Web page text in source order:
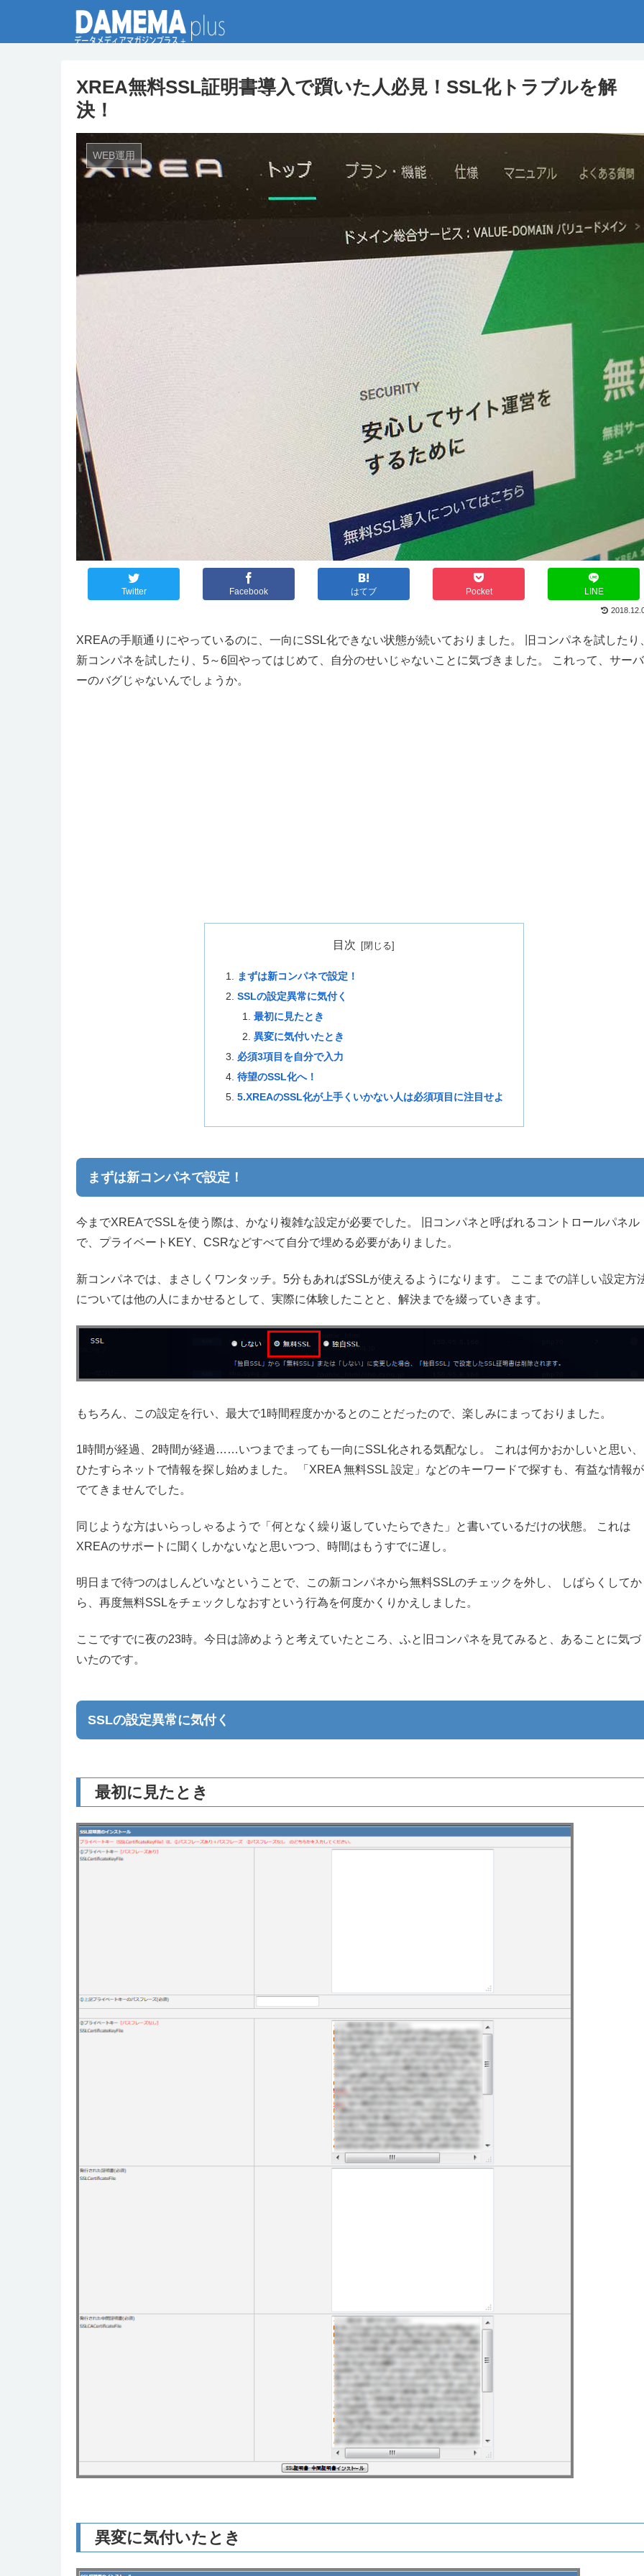
XREA無料SSL証明書導入で躓いた人必見！SSL化トラブルを解
決！
WEB運用
Twitter Facebook はてブ Pocket LINE
XREAの手順通りにやっているのに、一向にSSL化できない状態が続いておりました。 旧コンパネを試したり
新コンパネを試したり、5～6回やってはじめて、自分のせいじゃないことに気づきました。 これって、サーバ
ーのバグじゃないんでしょうか。
目次
まずは新コンパネで設定！
SSLの設定異常に気付く
最初に見たとき
異変に気付いたとき
必須3項目を自分で入力
待望のSSL化へ！
5.XREAのSSL化が上手くいかない人は必須項目に注目せよ
まずは新コンパネで設定！
今までXREAでSSLを使う際は、かなり複雑な設定が必要でした。 旧コンパネと呼ばれるコントロールパネル
で、プライベートKEY、CSRなどすべて自分で埋める必要がありました。
新コンパネでは、まさしくワンタッチ。5分もあればSSLが使えるようになります。 ここまでの詳しい設定方
については他の人にまかせるとして、実際に体験したことと、解決までを綴っていきます。
もちろん、この設定を行い、最大で1時間程度かかるとのことだったので、楽しみにまっておりました。
1時間が経過、2時間が経過……いつまでまっても一向にSSL化される気配なし。 これは何かおかしいと思い、
ひたすらネットで情報を探し始めました。 「XREA 無料SSL 設定」などのキーワードで探すも、有益な情報が
でてきませんでした。
同じような方はいらっしゃるようで「何となく繰り返していたらできた」と書いているだけの状態。 これは
XREAのサポートに聞くしかないなと思いつつ、時間はもうすでに遅し。
明日まで待つのはしんどいなということで、この新コンパネから無料SSLのチェックを外し、 しばらくしてか
ら、再度無料SSLをチェックしなおすという行為を何度かくりかえしました。
ここですでに夜の23時。今日は諦めようと考えていたところ、ふと旧コンパネを見てみると、あることに気づ
いたのです。
SSLの設定異常に気付く
最初に見たとき
異変に気付いたとき